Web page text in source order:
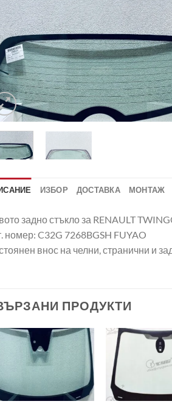
ИЗБОР ДОСТАВКА МОНТАЖ
задно стъкло за RENAULT
номер: C32G 7268BGSH FUYAO
внос на челни, странични и
ПРОДУКТИ